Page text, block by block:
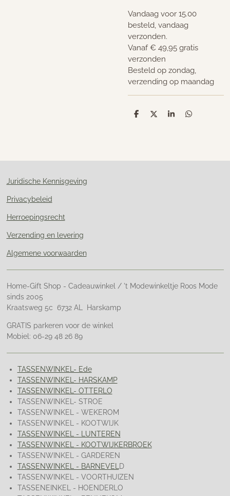
Vandaag voor 15.00
besteld, vandaag
verzonden.
Vanaf € 49,95 gratis
verzonden
Besteld op zondag,
verzending op maandag
D
D
S
D
Juridische Kennisgeving
Privacybeleid
Herroepingsrecht
Verzending en levering
Algemene voorwaarden
Home-Gift Shop - Cadeauwinkel / 't Modewinkeltje Roos Mode
sinds 2005
Kraatsweg 5c 6732 AL Harskamp
GRATIS parkeren voor de winkel
Mobiel: 06-29 48 26 89
TASSENWINKEL- Ede
TASSENWINKEL- HARSKAMP
TASSENWINKEL- OTTERLO
TASSENWINKEL- STROE
TASSENWINKEL - WEKEROM
TASSENWINKEL - KOOTWIJK
TASSENWINKEL - LUNTEREN
TASSENWINKEL - KOOTWIJKERBROEK
TASSENWINKEL - GARDEREN
TASSENWINKEL - BARNEVELD
TASSENWINKEL - VOORTHUIZEN
TASSENEINKEL - HOENDERLO